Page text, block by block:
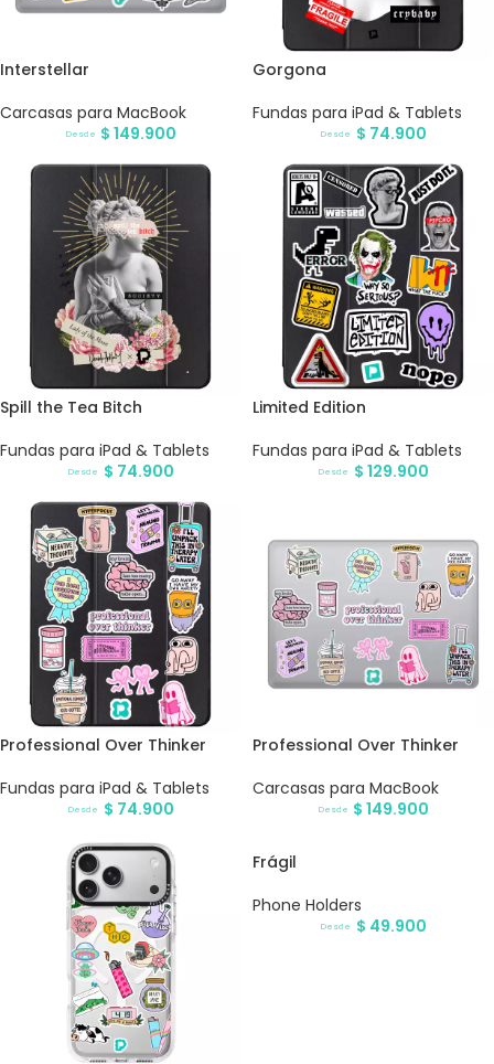
Interstellar
Carcasas para MacBook
Desde $ 149.900
Gorgona
Fundas para iPad & Tablets
Desde $ 74.900
Spill the Tea Bitch
Fundas para iPad & Tablets
Desde $ 74.900
Limited Edition
Fundas para iPad & Tablets
Desde $ 129.900
Professional Over Thinker
Fundas para iPad & Tablets
Desde $ 74.900
Professional Over Thinker
Carcasas para MacBook
Desde $ 149.900
Frágil
Phone Holders
Desde $ 49.900